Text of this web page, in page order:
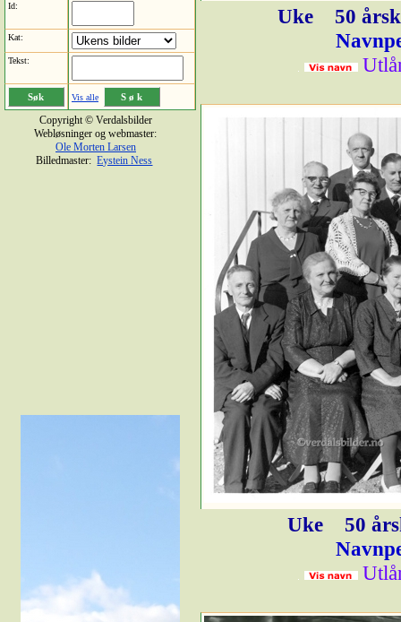
Id:
Kat:
Tekst:
Vis alle
Copyright © Verdalsbilder
Webløsninger og webmaster:
Ole Morten Larsen
Billedmaster:Eystein Ness
Uke
50
Uke
50